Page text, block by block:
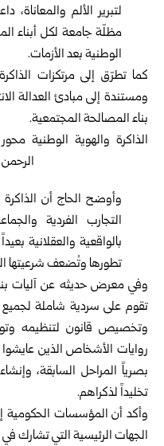
لتبرير الألم والمعاناة،
مظلّة جامعة لكل أبناء
الوطنية بعد الأزمات.
كما تطرّق إلى مرتكزات
ومستندة إلى مبادئ العدالة
بناء المصالحة المجتمعية.
وأوضح الحاج أن
التجارب الفردية
بالواقعية والعقلانية
تطورها وتُضعف شرعيتها
وفي معرض حديثه عن آليات بناء
تقوم على سردية شاملة
وتخصيص قانون لتنظيمه
روايات الأشخاص الذين
بصرياً المراحل السابقة،
تخليداً لذكراهم.
وأكد أن المؤسسات الحكومية
الجهات الرئيسية التي تشارك